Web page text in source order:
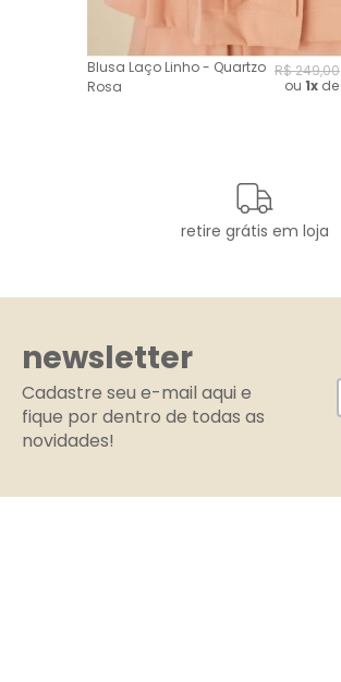
Blusa Laço Linho - Quartzo
Rosa
R$249,00
ou 1x de
retire grátis em loja
newsletter
Cadastre seu e-mail aqui e
fique por dentro de todas as
novidades!